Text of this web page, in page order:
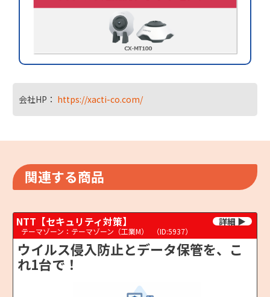
会社HP： https://xacti-co.com/
関連する商品
NTT【セキュリティ対策】
テーマゾーン：テーマゾーン（工業M） （ID:5937）
ウイルス侵入防止とデータ保管を、こ
れ1台で！